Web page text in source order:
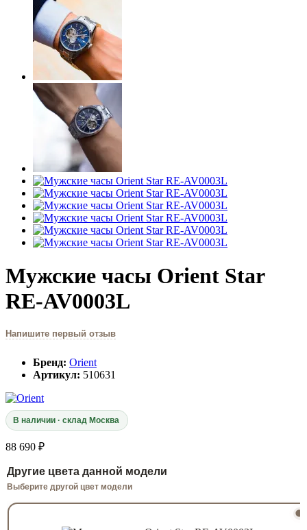
Мужские часы Orient Star
RE-AV0003L
Напишите первый отзыв
Бренд: Orient
Артикул: 510631
В наличии · склад Москва
88 690 ₽
Другие цвета данной модели
Выберите другой цвет модели